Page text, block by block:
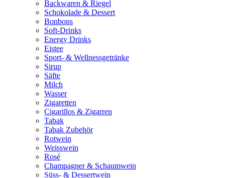
Backwaren & Riegel
Schokolade & Dessert
Bonbons
Soft-Drinks
Energy Drinks
Eistee
Sport- & Wellnessgetränke
Sirup
Säfte
Milch
Wasser
Zigaretten
Cigarillos & Zigarren
Tabak
Tabak Zubehör
Rotwein
Weisswein
Rosé
Champagner & Schaumwein
Süss- & Dessertwein